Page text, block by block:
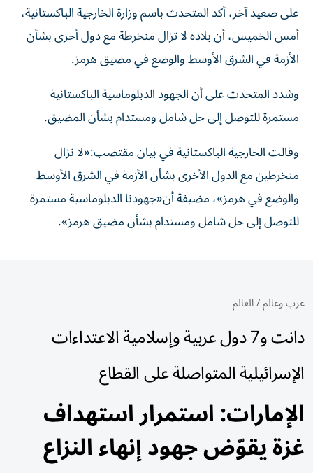
على صعيد آخر، أكد المتحدث باسم وزارة الخارجية الباكستانية،
أمس الخميس، أن بلاده لا تزال منخرطة مع دول أخرى بشأن
الأزمة في الشرق الأوسط والوضع في مضيق هرمز.
وشدد المتحدث على أن الجهود الدبلوماسية الباكستانية
مستمرة للتوصل إلى حل شامل ومستدام بشأن المضيق.
وقالت الخارجية الباكستانية في بيان مقتضب:«لا نزال
منخرطين مع الدول الأخرى بشأن الأزمة في الشرق الأوسط
والوضع في هرمز»، مضيفة أن«جهودنا الدبلوماسية مستمرة
للتوصل إلى حل شامل ومستدام بشأن مضيق هرمز».
عرب وعالم/العالم
دانت و7 دول عربية وإسلامية الاعتداءات
الإسرائيلية المتواصلة على القطاع
الإمارات: استمرار استهداف
غزة يقوّض جهود إنهاء النزاع